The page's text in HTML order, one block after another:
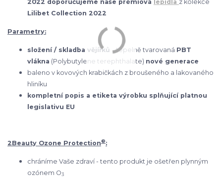
2022 doporučujeme naše prémiová lepidla z kolekce
Lilibet Collection 2022
Parametry:
složení / skladba vějířků - tepelně tvarovaná PBT
vlákna (Polybutylene terephthalate) nové generace
baleno v kovových krabičkách z broušeného a lakovaného
hliníku
kompletní popis a etiketa výrobku splňující platnou
legislativu EU
2Beauty Ozone Protection®:
chráníme Vaše zdraví - tento produkt je ošetřen plynným
ozónem O3